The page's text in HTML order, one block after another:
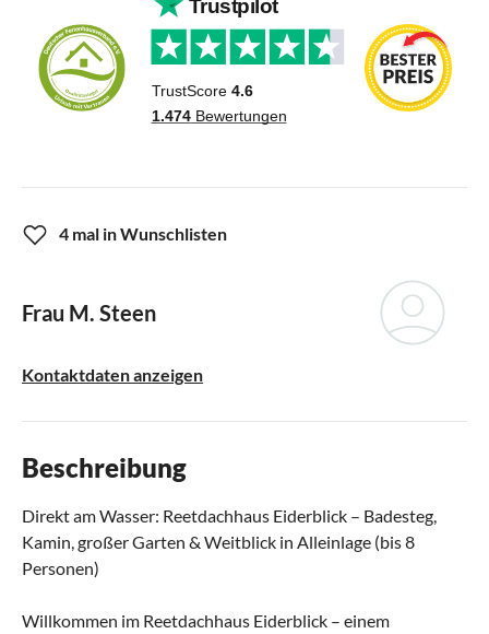
4 mal in Wunschlisten
Frau M. Steen
Kontaktdaten anzeigen
Beschreibung
Direkt am Wasser: Reetdachhaus Eiderblick – Badesteg,
Kamin, großer Garten & Weitblick in Alleinlage (bis 8
Personen)
Willkommen im Reetdachhaus Eiderblick – einem